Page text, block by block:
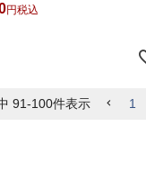
税込
91-100件表示 1